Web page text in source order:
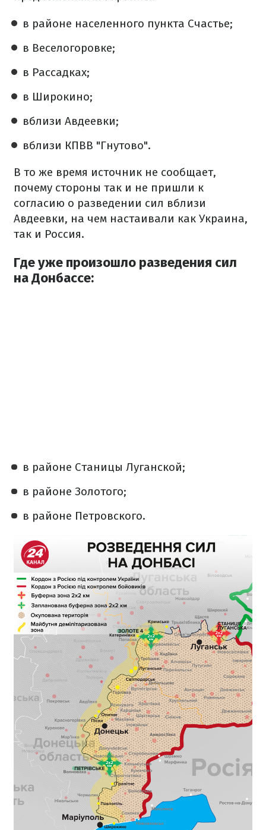
в районе населенного пункта Счастье;
в Веселогоровке;
в Рассадках;
в Широкино;
вблизи Авдеевки;
вблизи КПВВ "Гнутово".
В то же время источник не сообщает,
почему стороны так и не пришли к
согласию о разведении сил вблизи
Авдеевки, на чем настаивали как Украина,
так и Россия.
Где уже произошло разведения сил
на Донбассе:
в районе Станицы Луганской;
в районе Золотого;
в районе Петровского.